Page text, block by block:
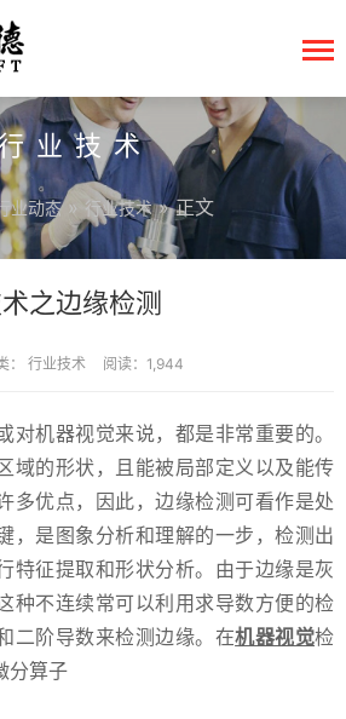
业技术
业动态» 行业技术» 正文
之边缘检测
： 行业技术 阅读：1,944
对机器视觉来说，都是非常重要的。
域的形状，且能被局部定义以及能传
多优点，因此，边缘检测可看作是处
，是图象分析和理解的一步，检测出
特征提取和形状分析。由于边缘是灰
种不连续常可以利用求导数方便的检
二阶导数来检测边缘。在机器视觉检
分算子